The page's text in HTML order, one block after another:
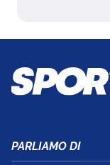
PARLIAMO DI